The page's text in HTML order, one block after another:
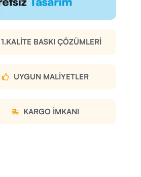
1.KALITE BASKI ÇÖZÜMLERI
UYGUN MALIYETLER
KARGO IMKANI